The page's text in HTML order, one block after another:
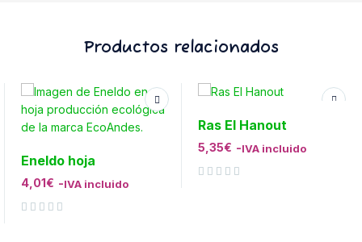
Productos relacionados
Eneldo hoja
4,01€ -IVA incluido
Ras El Hanout
5,35€ -IVA incluido